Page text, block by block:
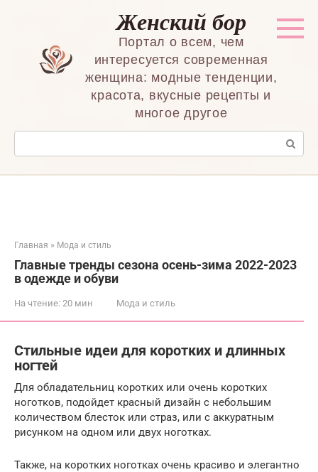
Женский бор
Портал о всем, чем
интересуется современная
женщина: модные тенденции,
красота, вкусные рецепты и
многое другое
Поиск:
Главная » Мода и стиль
Главные тренды сезона осень-зима 2022-2023
в одежде и обуви
На чтение: 20 мин Мода и стиль
Стильные идеи для коротких и длинных
ногтей
Для обладательниц коротких или очень коротких
ноготков, подойдет красный дизайн с небольшим
количеством блесток или страз, или с аккуратным
рисунком на одном или двух ноготках.
Также, на коротких ноготках очень красиво и элегантно